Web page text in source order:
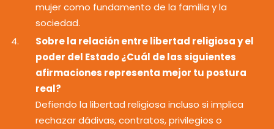
mujer como fundamento de la familia y la
sociedad.
Sobre la relación entre libertad religiosa y el
poder del Estado ¿Cuál de las siguientes
afirmaciones representa mejor tu postura
real?
Defiendo la libertad religiosa incluso si implica
rechazar dádivas, contratos, privilegios o